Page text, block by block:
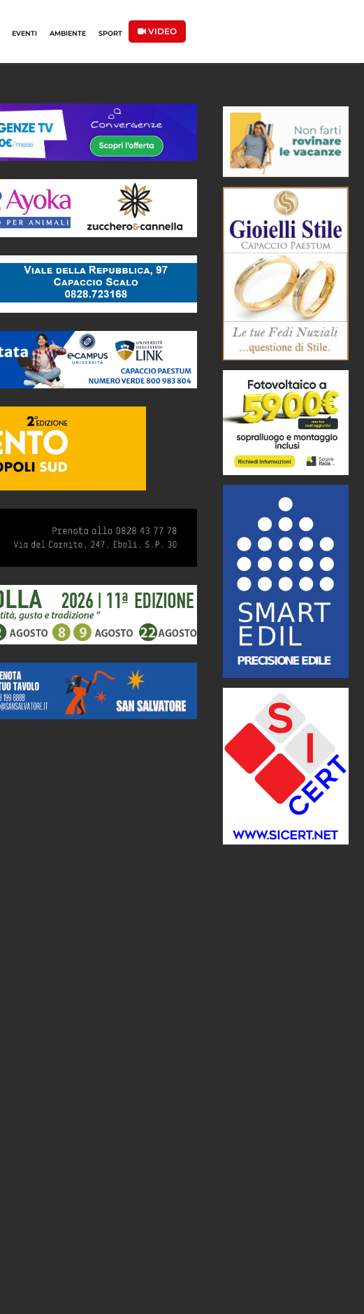
EVENTI AMBIENTE SPORT VIDEO